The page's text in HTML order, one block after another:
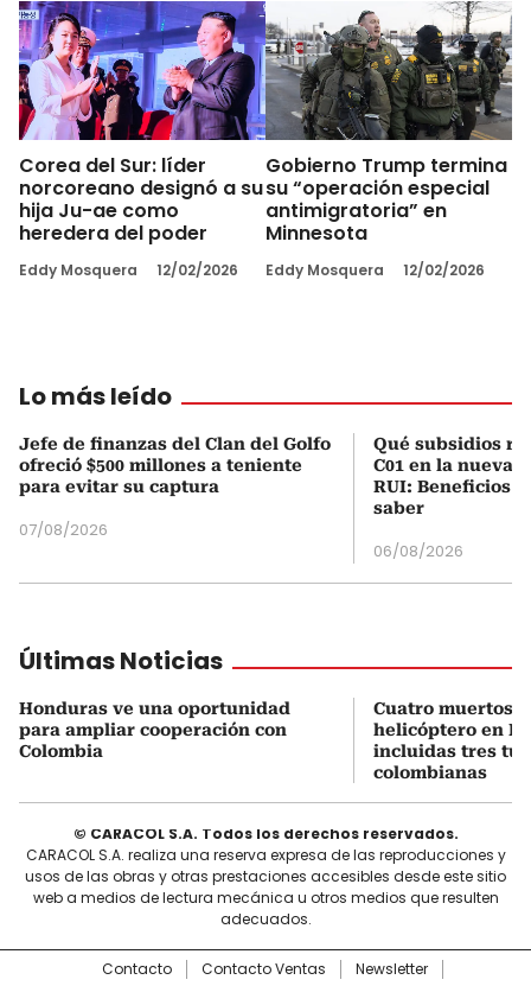
Corea del Sur: líder
norcoreano designó a su
hija Ju-ae como
heredera del poder
Eddy Mosquera 12/02/2026
Gobierno Trump termina
su “operación especial
antimigratoria” en
Minnesota
Eddy Mosquera 12/02/2026
Lo más leído
Jefe de finanzas del Clan del Golfo
ofreció $500 millones a teniente
para evitar su captura
07/08/2026
Qué subsidios
C01 en la nueva
RUI: Beneficios
saber
06/08/2026
Últimas Noticias
Honduras ve una oportunidad
para ampliar cooperación con
Colombia
Cuatro muertos
helicóptero en
incluidas tres
colombianas
© CARACOL S.A. Todos los derechos reservados.
CARACOL S.A. realiza una reserva expresa de las reproducciones y
usos de las obras y otras prestaciones accesibles desde este sitio
web a medios de lectura mecánica u otros medios que resulten
adecuados.
Contacto Contacto Ventas Newsletter